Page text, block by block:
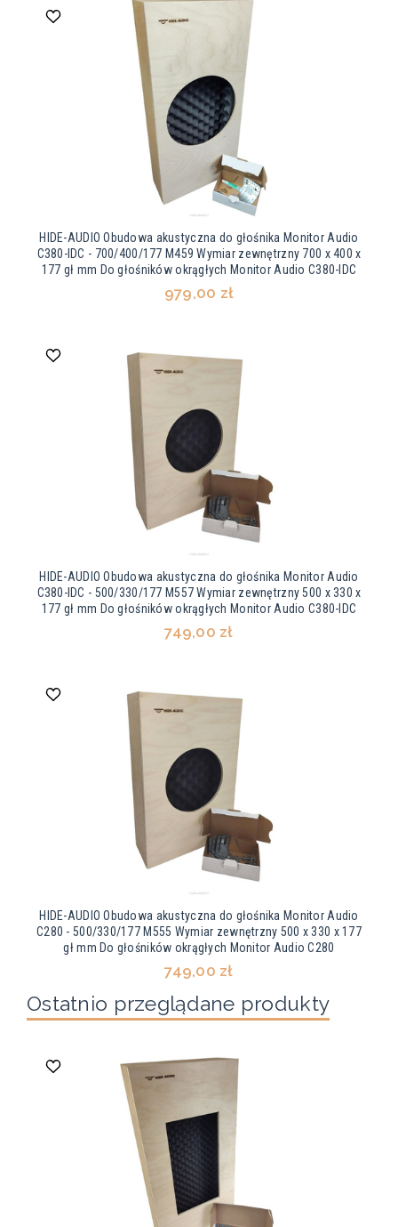
HIDE-AUDIO Obudowa akustyczna do głośnika Monitor Audio
C380-IDC - 700/400/177 M459 Wymiar zewnętrzny 700 x 400 x
177 gł mm Do głośników okrągłych Monitor Audio C380-IDC
979,00 zł
HIDE-AUDIO Obudowa akustyczna do głośnika Monitor Audio
C380-IDC - 500/330/177 M557 Wymiar zewnętrzny 500 x 330 x
177 gł mm Do głośników okrągłych Monitor Audio C380-IDC
749,00 zł
HIDE-AUDIO Obudowa akustyczna do głośnika Monitor Audio
C280 - 500/330/177 M555 Wymiar zewnętrzny 500 x 330 x 177
gł mm Do głośników okrągłych Monitor Audio C280
749,00 zł
Ostatnio przeglądane produkty